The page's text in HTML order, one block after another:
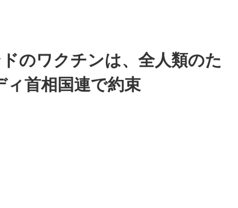
のワクチンは、全人類のた
首相国連で約束